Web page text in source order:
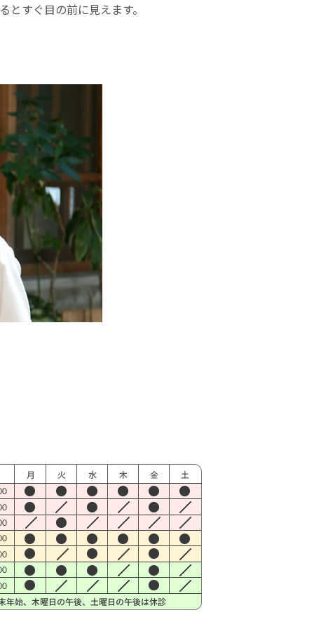
すぐ目の前に見えます。